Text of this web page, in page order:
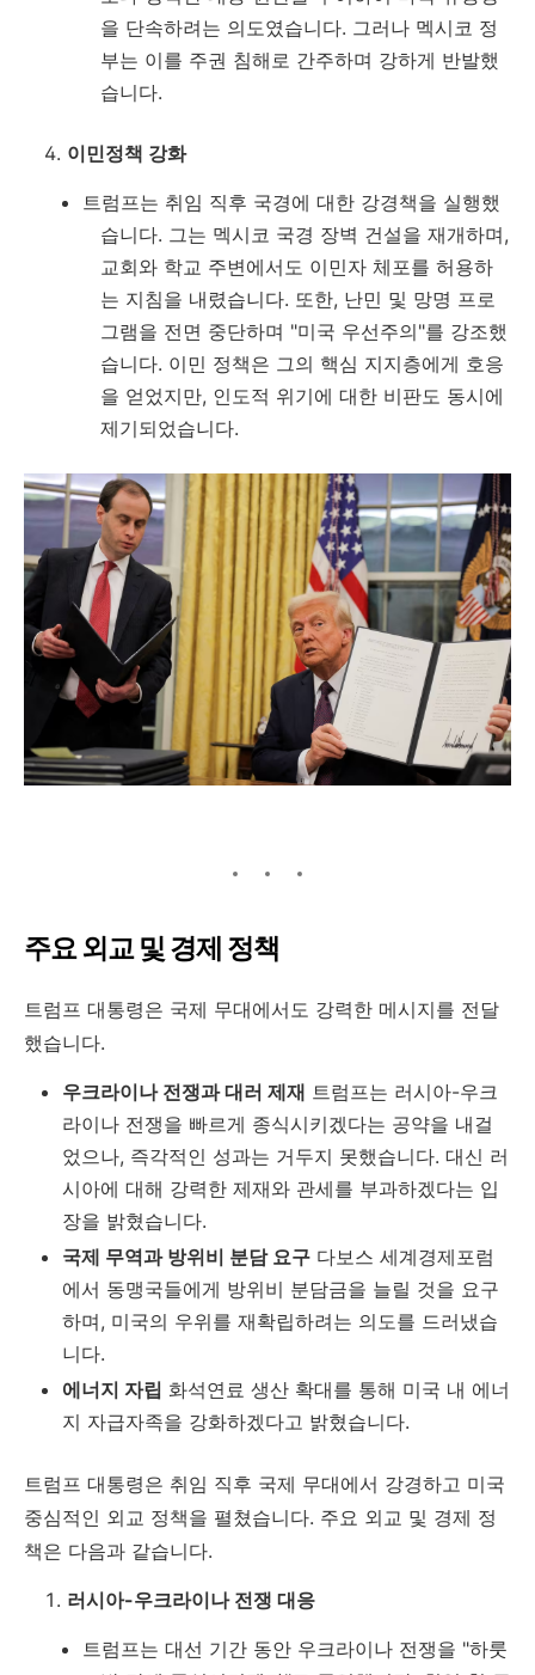
을 단속하려는 의도였습니다. 그러나 멕시코 정
부는 이를 주권 침해로 간주하며 강하게 반발했
습니다.
이민정책 강화
트럼프는 취임 직후 국경에 대한 강경책을 실행했
습니다. 그는 멕시코 국경 장벽 건설을 재개하며,
교회와 학교 주변에서도 이민자 체포를 허용하
는 지침을 내렸습니다. 또한, 난민 및 망명 프로
그램을 전면 중단하며 "미국 우선주의"를 강조했
습니다. 이민 정책은 그의 핵심 지지층에게 호응
을 얻었지만, 인도적 위기에 대한 비판도 동시에
제기되었습니다.
주요 외교 및 경제 정책
트럼프 대통령은 국제 무대에서도 강력한 메시지를 전달
했습니다.
우크라이나 전쟁과 대러 제재 트럼프는 러시아-우크
라이나 전쟁을 빠르게 종식시키겠다는 공약을 내걸
었으나, 즉각적인 성과는 거두지 못했습니다. 대신 러
시아에 대해 강력한 제재와 관세를 부과하겠다는 입
장을 밝혔습니다.
국제 무역과 방위비 분담 요구 다보스 세계경제포럼
에서 동맹국들에게 방위비 분담금을 늘릴 것을 요구
하며, 미국의 우위를 재확립하려는 의도를 드러냈습
니다.
에너지 자립 화석연료 생산 확대를 통해 미국 내 에너
지 자급자족을 강화하겠다고 밝혔습니다.
트럼프 대통령은 취임 직후 국제 무대에서 강경하고 미국
중심적인 외교 정책을 펼쳤습니다. 주요 외교 및 경제 정
책은 다음과 같습니다.
러시아-우크라이나 전쟁 대응
트럼프는 대선 기간 동안 우크라이나 전쟁을 "하룻